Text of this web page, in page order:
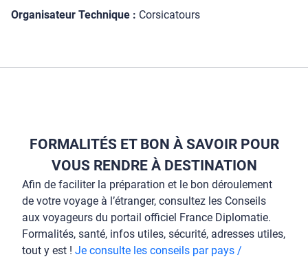
Organisateur Technique : Corsicatours
FORMALITÉS ET BON À SAVOIR POUR
VOUS RENDRE À DESTINATION
Afin de faciliter la préparation et le bon déroulement
de votre voyage à l’étranger, consultez les Conseils
aux voyageurs du portail officiel France Diplomatie.
Formalités, santé, infos utiles, sécurité, adresses utiles,
tout y est ! Je consulte les conseils par pays /